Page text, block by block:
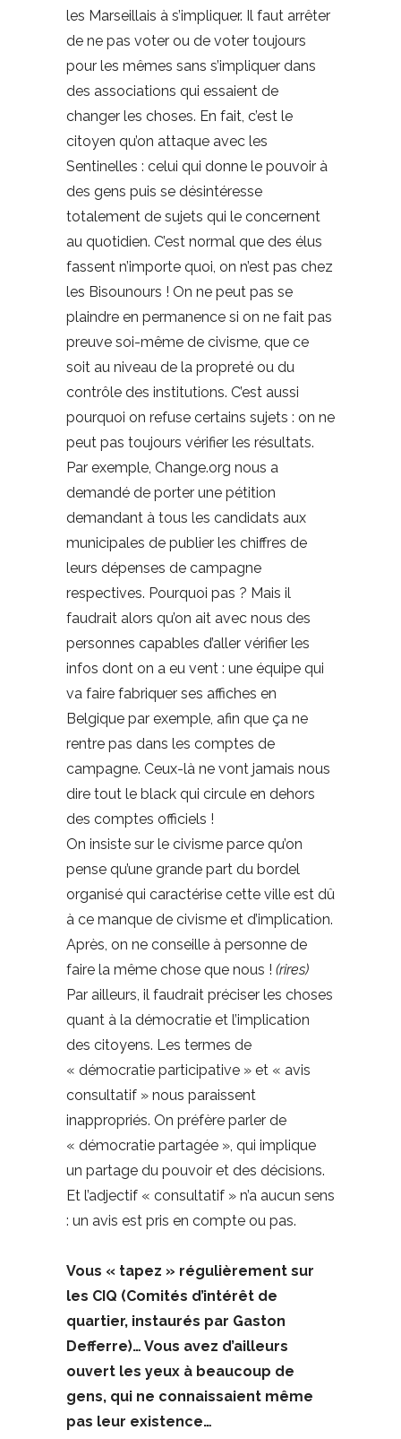
les Marseillais à s’impliquer. Il faut arrêter
de ne pas voter ou de voter toujours
pour les mêmes sans s’impliquer dans
des associations qui essaient de
changer les choses. En fait, c’est le
citoyen qu’on attaque avec les
Sentinelles : celui qui donne le pouvoir à
des gens puis se désintéresse
totalement de sujets qui le concernent
au quotidien. C’est normal que des élus
fassent n’importe quoi, on n’est pas chez
les Bisounours ! On ne peut pas se
plaindre en permanence si on ne fait pas
preuve soi-même de civisme, que ce
soit au niveau de la propreté ou du
contrôle des institutions. C’est aussi
pourquoi on refuse certains sujets : on ne
peut pas toujours vérifier les résultats.
Par exemple, Change.org nous a
demandé de porter une pétition
demandant à tous les candidats aux
municipales de publier les chiffres de
leurs dépenses de campagne
respectives. Pourquoi pas ? Mais il
faudrait alors qu’on ait avec nous des
personnes capables d’aller vérifier les
infos dont on a eu vent : une équipe qui
va faire fabriquer ses affiches en
Belgique par exemple, afin que ça ne
rentre pas dans les comptes de
campagne. Ceux-là ne vont jamais nous
dire tout le black qui circule en dehors
des comptes officiels !
On insiste sur le civisme parce qu’on
pense qu’une grande part du bordel
organisé qui caractérise cette ville est dû
à ce manque de civisme et d’implication.
Après, on ne conseille à personne de
faire la même chose que nous ! (rires)
Par ailleurs, il faudrait préciser les choses
quant à la démocratie et l’implication
des citoyens. Les termes de
« démocratie participative » et « avis
consultatif » nous paraissent
inappropriés. On préfère parler de
« démocratie partagée », qui implique
un partage du pouvoir et des décisions.
Et l’adjectif « consultatif » n’a aucun sens
: un avis est pris en compte ou pas.
Vous « tapez » régulièrement sur
les CIQ (Comités d’intérêt de
quartier, instaurés par Gaston
Defferre)… Vous avez d’ailleurs
ouvert les yeux à beaucoup de
gens, qui ne connaissaient même
pas leur existence…